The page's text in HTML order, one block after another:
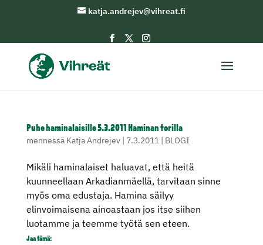
katja.andrejev@vihreat.fi
Puhe haminalaisille 5.3.2011 Haminan torilla
mennessä Katja Andrejev| 7.3.2011 | BLOGI
Mikäli haminalaiset haluavat, että heitä
kuunneellaan Arkadianmäellä, tarvitaan sinne
myös oma edustaja. Hamina säilyy
elinvoimaisena ainoastaan jos itse siihen
luotamme ja teemme työtä sen eteen.
Jaa tämä: